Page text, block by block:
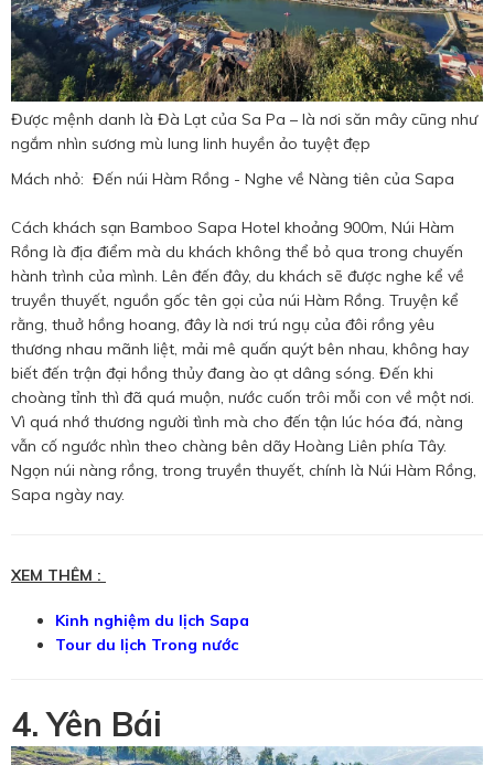
Được mệnh danh là Đà Lạt của Sa Pa – là nơi săn mây cũng như
ngắm nhìn sương mù lung linh huyền ảo tuyệt đẹp
Mách nhỏ: Đến núi Hàm Rồng - Nghe về Nàng tiên của Sapa
Cách khách sạn Bamboo Sapa Hotel khoảng 900m, Núi Hàm
Rồng là địa điểm mà du khách không thể bỏ qua trong chuyến
hành trình của mình. Lên đến đây, du khách sẽ được nghe kể về
truyền thuyết, nguồn gốc tên gọi của núi Hàm Rồng. Truyện kể
rằng, thuở hồng hoang, đây là nơi trú ngụ của đôi rồng yêu
thương nhau mãnh liệt, mải mê quấn quýt bên nhau, không hay
biết đến trận đại hồng thủy đang ào ạt dâng sóng. Đến khi
choàng tỉnh thì đã quá muộn, nước cuốn trôi mỗi con về một nơi.
Vì quá nhớ thương người tình mà cho đến tận lúc hóa đá, nàng
vẫn cố ngước nhìn theo chàng bên dãy Hoàng Liên phía Tây.
Ngọn núi nàng rồng, trong truyền thuyết, chính là Núi Hàm Rồng,
Sapa ngày nay.
XEM THÊM :
Kinh nghiệm du lịch Sapa
Tour du lịch Trong nước
4. Yên Bái